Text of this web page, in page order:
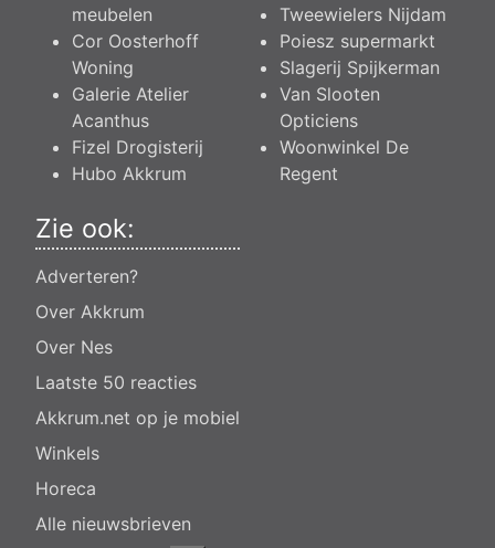
meubelen
Cor Oosterhoff
Woning
Galerie Atelier
Acanthus
Fizel Drogisterij
Hubo Akkrum
Tweewielers Nijdam
Poiesz supermarkt
Slagerij Spijkerman
Van Slooten
Opticiens
Woonwinkel De
Regent
Zie ook:
Adverteren?
Over Akkrum
Over Nes
Laatste 50 reacties
Akkrum.net op je mobiel
Winkels
Horeca
Alle nieuwsbrieven